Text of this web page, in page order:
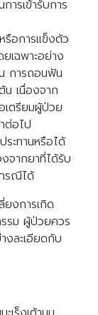
ารเข้ารับการ
รือการแข็งตัว
เฉพาะอย่าง
การถอนฟัน
น เนื่องจาก
เตรียมผู้ป่วย
ต่อไป
ะทานหรือได้
จากยาที่ได้รับ
รณีได้
งการเกิด
รรม ผู้ป่วยควร
งละเอียดกับ